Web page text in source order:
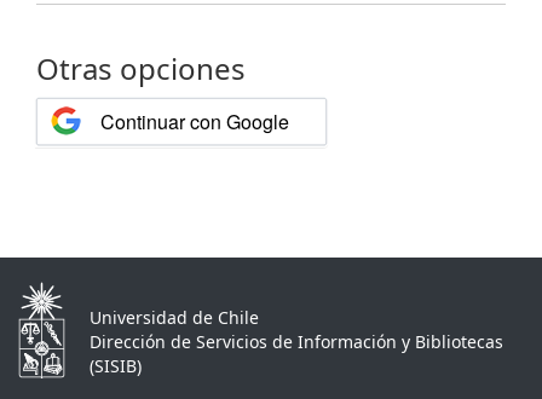
Otras opciones
Continuar con Google
Universidad de Chile
Dirección de Servicios de Información y Bibliotecas
(SISIB)